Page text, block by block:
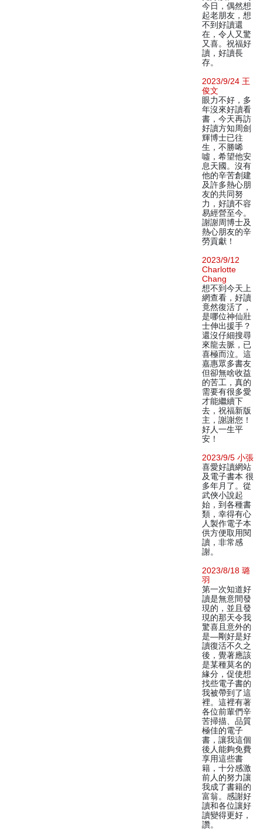
今日，偶然想
起老朋友，想
不到好讀還
在，令人又驚
又喜。祝福好
讀，好讀長
存。
2023/9/24 王
俊文
眼力不好，多
年沒來好讀看
書，今天再訪
好讀方知周劍
輝博士已往
生，不勝唏
噓，希望他安
息天國。沒有
他的辛苦創建
及許多熱心朋
友的共同努
力，好讀不容
易經營至今。
謝謝周博士及
熱心朋友的辛
勞貢獻！
2023/9/12
Charlotte
Chang
想不到今天上
網查看，好讀
竟然復活了，
是哪位神仙壯
士伸出援手？
還沒仔細搜尋
來龍去脈，已
喜極而泣。這
嘉惠眾多書友
但卻無啥收益
的苦工，真的
需要有很多愛
才能繼續下
去，祝福新版
主，謝謝您！
好人一生平
安！
2023/9/5 小張
喜愛好讀網站
及電子書本 很
多年月了。從
武俠小說起
始，到各種書
類，幸得有心
人製作電子本
供方便取用閱
讀，非常感
謝。
2023/8/18 璐
羽
第一次知道好
讀是無意間發
現的，並且發
現的那天令我
驚喜且意外的
是—剛好是好
讀復活不久之
後，覺著應該
是某種莫名的
緣分，促使想
找些電子書的
我被帶到了這
裡。這裡有著
各位前輩們辛
苦掃描、品質
極佳的電子
書，讓我這個
後人能夠免費
享用這些書
籍，十分感激
前人的努力讓
我成了書籍的
富翁。感謝好
讀和各位讓好
讀變得更好，
讚。